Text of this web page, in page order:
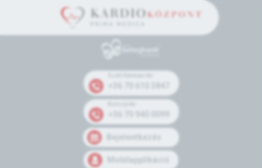
Bejelentkezés
Mobilapplikáció